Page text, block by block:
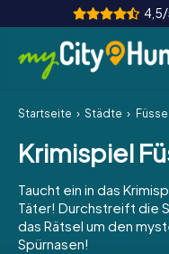
4,5/
So funktioniert's
Städte
Touren
Teamevent
Startseite Städte
Krimispiel
Taucht ein in das
Täter! Durchstreift die
das Rätsel um den
Spürnasen!